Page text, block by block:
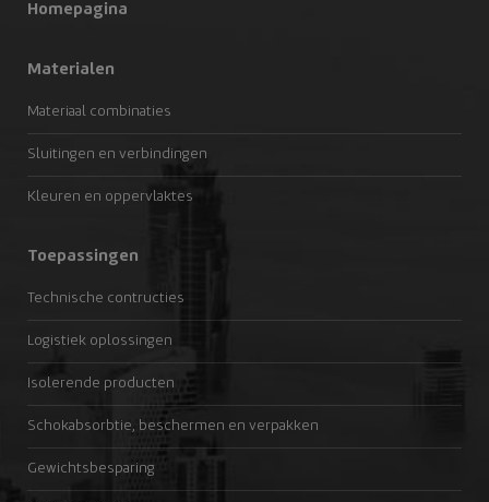
Homepagina
Materialen
Materiaal combinaties
Sluitingen en verbindingen
Kleuren en oppervlaktes
Toepassingen
Technische contructies
Logistiek oplossingen
Isolerende producten
Schokabsorbtie, beschermen en verpakken
Gewichtsbesparing